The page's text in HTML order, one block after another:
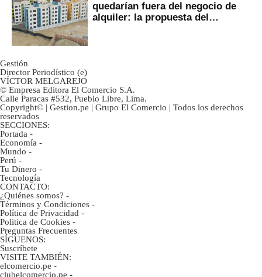
quedarían fuera del negocio de
alquiler: la propuesta del
Gestión
Director Periodístico (e)
VÍCTOR MELGAREJO
© Empresa Editora El Comercio S.A.
Calle Paracas #532, Pueblo Libre, Lima.
Copyright© | Gestion.pe | Grupo El Comercio | Todos los derechos
reservados
SECCIONES:
Portada -
Economía -
Mundo -
Perú -
Tu Dinero -
Tecnología
CONTACTO:
¿Quiénes somos? -
Términos y Condiciones -
Política de Privacidad -
Politica de Cookies -
Preguntas Frecuentes
SÍGUENOS:
Suscríbete
VISITE TAMBIÉN:
elcomercio.pe -
clubelcomercio.pe -